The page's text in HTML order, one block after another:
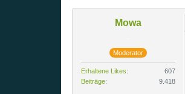
Mowa
Moderator
Erhaltene Likes
607
Beiträge
9.418